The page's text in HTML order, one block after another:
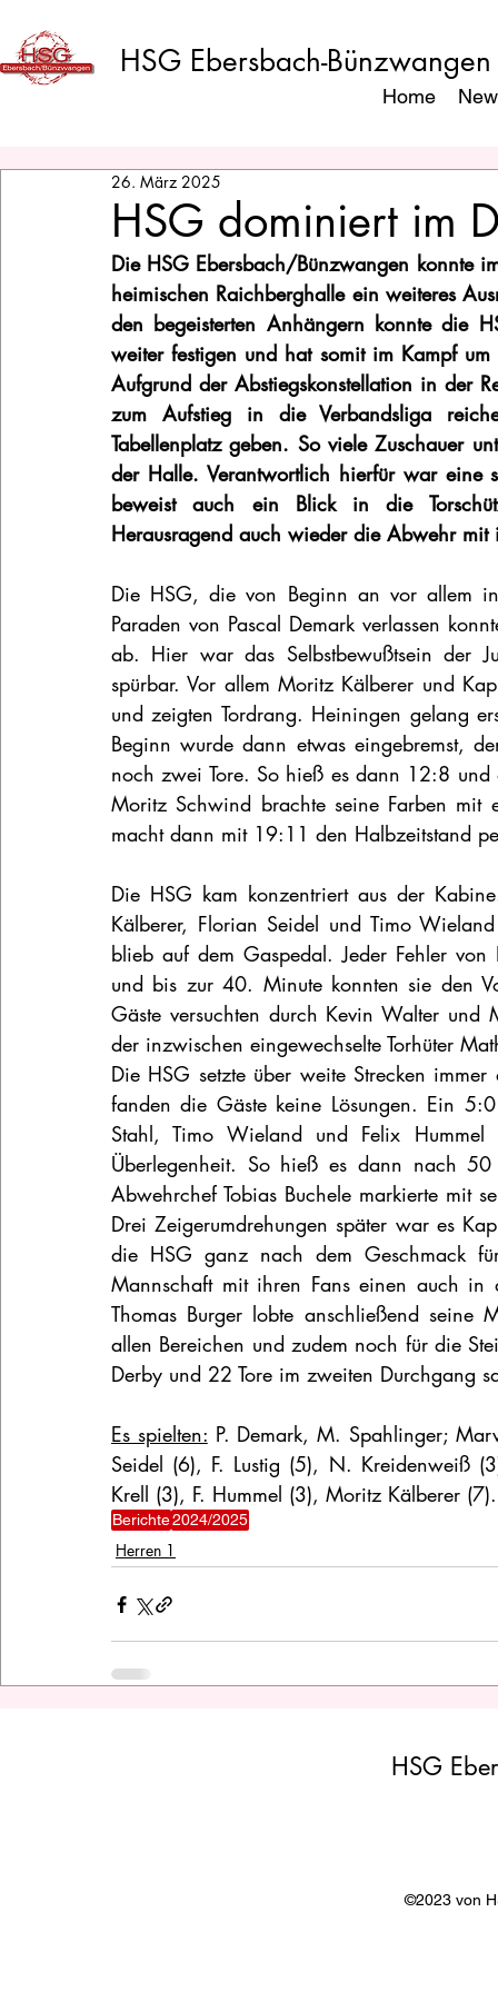
HSG Ebersbach-Bünzwangen
Home
HSG dominiert im
26. März 2025
Die HSG Ebersbach/Bünzwangen konnte
heimischen Raichberghalle ein weiteres
den begeisterten Anhängern konnte die
weiter festigen und hat somit im Kampf
Aufgrund der Abstiegskonstellation in der
zum Aufstieg in die Verbandsliga
Tabellenplatz geben. So viele Zuschauer
der Halle. Verantwortlich hierfür war eine
beweist auch ein Blick in die
Herausragend auch wieder die Abwehr mit
Die HSG, die von Beginn an vor allem
Paraden von Pascal Demark verlassen
ab. Hier war das Selbstbewußtsein der
spürbar. Vor allem Moritz Kälberer und
und zeigten Tordrang. Heiningen gelang
Beginn wurde dann etwas eingebremst,
noch zwei Tore. So hieß es dann 12:8 und
Moritz Schwind brachte seine Farben mit
macht dann mit 19:11 den Halbzeitstand
Die HSG kam konzentriert aus der
Kälberer, Florian Seidel und Timo
blieb auf dem Gaspedal. Jeder Fehler
und bis zur 40. Minute konnten sie den
Gäste versuchten durch Kevin Walter
der inzwischen eingewechselte Torhüter
Die HSG setzte über weite Strecken
fanden die Gäste keine Lösungen. Ein
Stahl, Timo Wieland und Felix
Überlegenheit. So hieß es dann nach
Abwehrchef Tobias Buchele markierte mit
Drei Zeigerumdrehungen später war es
die HSG ganz nach dem Geschmack
Mannschaft mit ihren Fans einen auch in
Thomas Burger lobte anschließend seine
allen Bereichen und zudem noch für die
Derby und 22 Tore im zweiten Durchgang
Es spielten: P. Demark, M. Spahlinger;
Seidel (6), F. Lustig (5), N. Kreidenweiß
Krell (3), F. Hummel (3), Moritz Kälberer (7).
Berichte2024/2025
Herren 1
HSG
©2023 von